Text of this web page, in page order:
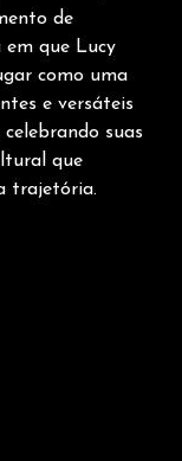
de
que Lucy
como uma
e versáteis
suas
que
trajetória.